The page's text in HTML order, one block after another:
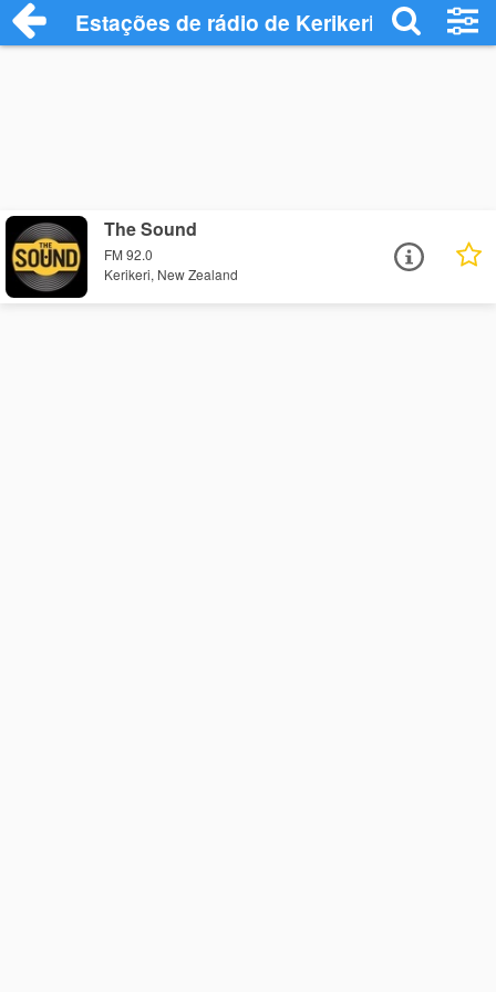
Estações de rádio de Kerikeri - Ouça
The Sound
FM 92.0
Kerikeri, New Zealand